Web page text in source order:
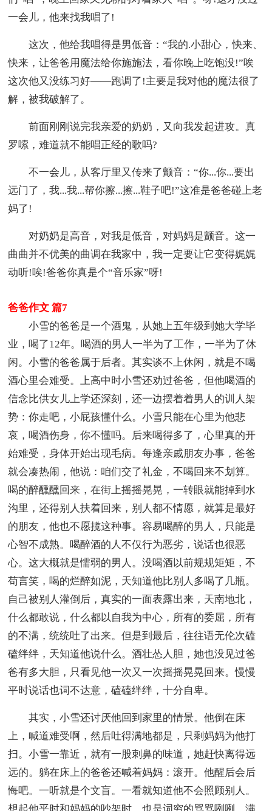
一会儿，他来找我唱了!
这次，他给我唱得是男低音：“我的.小甜心，快来、
快来，让爸爸用魔法给你施施法，看你晚上吃饱没!”唉
这次他又没练习好——跑调了!主要是我对他的魔法很了
解，被我破解了。
前面刚刚说完我亲爱的奶奶，又向我发起进攻。真
罗嗦，难道就不能唱正经的歌吗?
不一会儿，从客厅里又传来了颤音：“你...你...要出
远门了，我...我...帮你擦...擦...鞋子吧!”这准是爸爸碰上老
妈了!
对奶奶是高音，对我是低音，对妈妈是颤音。这一
曲曲并不优美的曲调在我家中，我一定要让它变得娓娓
动听!唉!爸爸你真是个“音乐家”呀!
爸爸作文 篇7
小雪的爸爸是一个酒鬼，从她上五年级到她大学毕
业，喝了12年。喝酒的男人一半为了工作，一半为了休
闲。小雪的爸爸属于后者。其实谈不上休闲，就是不喝
酒心里会难受。上高中时小雪还劝过爸爸，但他喝酒的
信念比供女儿上学还深刻，还一边摆着着男人的训人架
势：你走吧，小屁孩懂什么。小雪只能在心里为他悲
哀，喝酒伤身，你不懂吗。后来喝得多了，心里真的开
始难受，身体开始出现毛病。每逢亲戚朋友办事，爸爸
就会凑热闹，他说：咱们交了礼金，不喝回来不划算。
喝的醉醺醺回来，在街上摇摇晃晃，一转眼就能掉到水
沟里，还得别人扶着回来，别人都不情愿，就算是最好
的朋友，他也不愿揽这种事。容易喝醉的男人，只能是
心智不成熟。喝醉酒的人不仅行为恶劣，说话也很恶
心。这大概就是懦弱的男人。没喝酒以前规规矩矩，不
苟言笑，喝的烂醉如泥，天知道他比别人多喝了几瓶。
自己被别人灌倒后，真实的一面表露出来，天南地北，
什么都敢说，什么都以自我为中心，所有的委屈，所有
的不满，统统吐了出来。但是到最后，往往语无伦次磕
磕绊绊，天知道他说什么。酒壮怂人胆，她也没见过爸
爸有多大胆，只看见他一次又一次摇摇晃晃回来。慢慢
平时说话也词不达意，磕磕绊绊，十分自卑。
其实，小雪还讨厌他回到家里的情景。他倒在床
上，喊道难受啊，然后吐得满地都是，只剩妈妈为他打
扫。小雪一靠近，就有一股刺鼻的味道，她赶快离得远
远的。躺在床上的爸爸还喊着妈妈：滚开。他醒后会后
悔吧。一听就是个文盲。一看就知道他不会照顾别人。